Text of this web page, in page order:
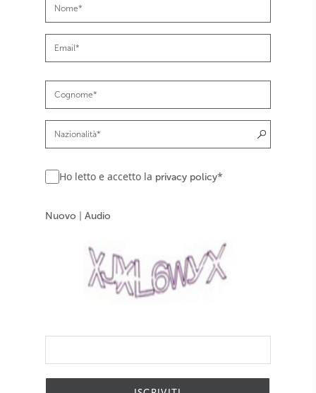
Ho letto e accetto la privacy policy*
Nuovo Audio